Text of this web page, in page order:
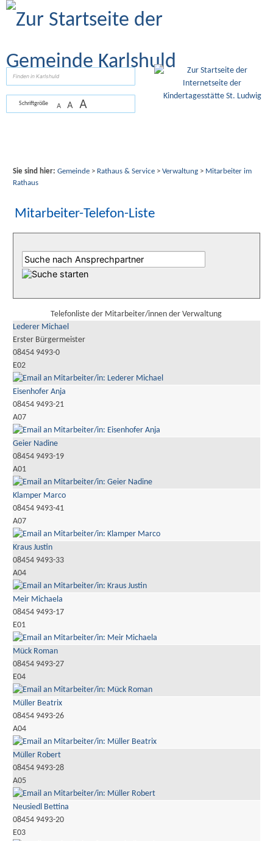
Zum Inhalt
Schriftgröße A A A
Sie sind hier: Gemeinde> Rathaus & Service> Verwaltung> Mitarbeiter im
Rathaus
Mitarbeiter-Telefon-Liste
Telefonliste der Mitarbeiter/innen der Verwaltung
Lederer Michael
Erster Bürgermeister
08454 9493-0
E02
Eisenhofer Anja
08454 9493-21
A07
Geier Nadine
08454 9493-19
A01
Klamper Marco
08454 9493-41
A07
Kraus Justin
08454 9493-33
A04
Meir Michaela
08454 9493-17
E01
Mück Roman
08454 9493-27
E04
Müller Beatrix
08454 9493-26
A04
Müller Robert
08454 9493-28
A05
Neusiedl Bettina
08454 9493-20
E03